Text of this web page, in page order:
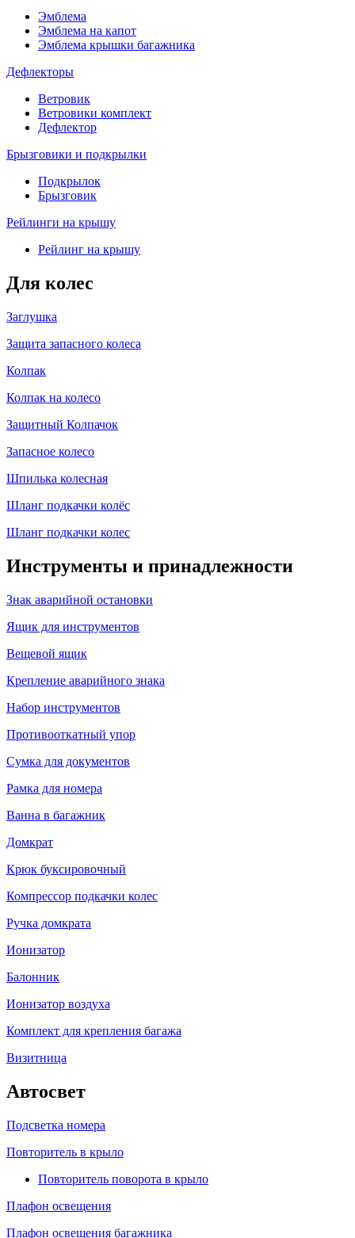
Эмблема
Эмблема на капот
Эмблема крышки багажника
Дефлекторы
Ветровик
Ветровики комплект
Дефлектор
Брызговики и подкрылки
Подкрылок
Брызговик
Рейлинги на крышу
Рейлинг на крышу
Для колес
Заглушка
Защита запасного колеса
Колпак
Колпак на колесо
Защитный Колпачок
Запасное колесо
Шпилька колесная
Шланг подкачки колёс
Шланг подкачки колес
Инструменты и принадлежности
Знак аварийной остановки
Ящик для инструментов
Вещевой ящик
Крепление аварийного знака
Набор инструментов
Противооткатный упор
Сумка для документов
Рамка для номера
Ванна в багажник
Домкрат
Крюк буксировочный
Компрессор подкачки колес
Ручка домкрата
Ионизатор
Балонник
Ионизатор воздуха
Комплект для крепления багажа
Визитница
Автосвет
Подсветка номера
Повторитель в крыло
Повторитель поворота в крыло
Плафон освещения
Плафон освещения багажника